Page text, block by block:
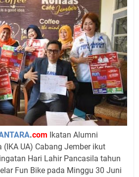
.com Ikatan Alumni
(IKA UA) Cabang Jember ikut
Hari Lahir Pancasila tahun
Fun Bike pada Minggu 30 Juni